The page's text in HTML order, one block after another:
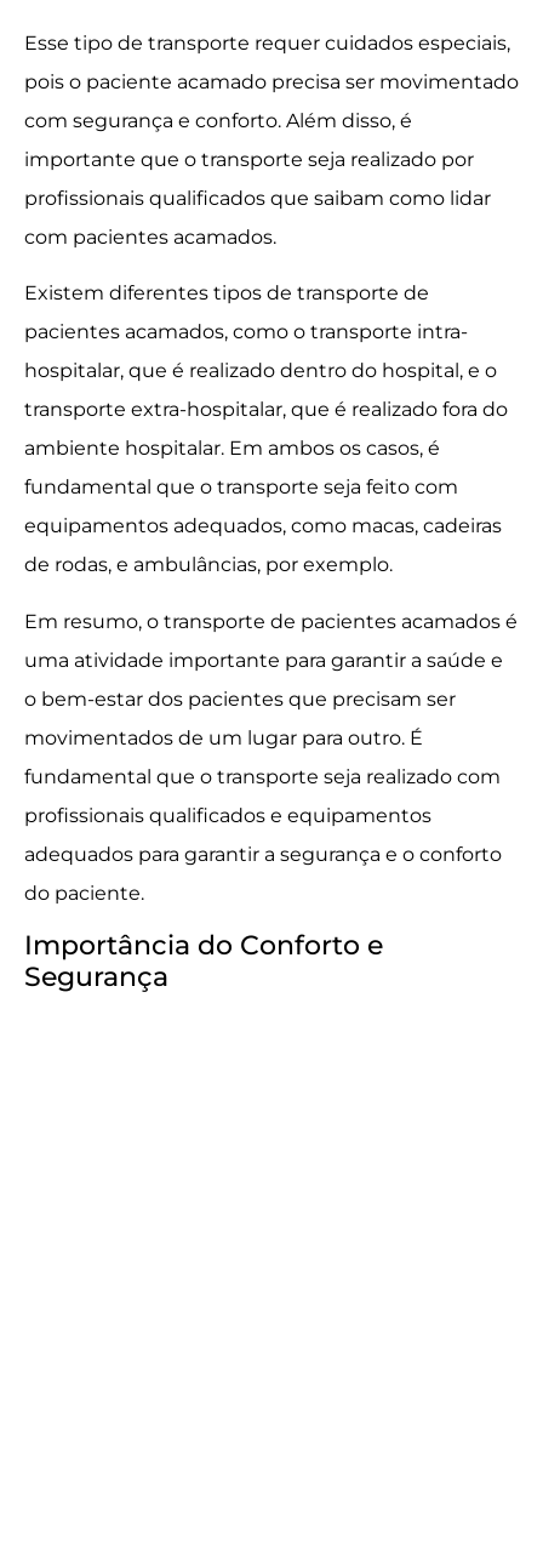
Esse tipo de transporte requer cuidados especiais,
pois o paciente acamado precisa ser movimentado
com segurança e conforto. Além disso, é
importante que o transporte seja realizado por
profissionais qualificados que saibam como lidar
com pacientes acamados.
Existem diferentes tipos de transporte de
pacientes acamados, como o transporte intra-
hospitalar, que é realizado dentro do hospital, e o
transporte extra-hospitalar, que é realizado fora do
ambiente hospitalar. Em ambos os casos, é
fundamental que o transporte seja feito com
equipamentos adequados, como macas, cadeiras
de rodas, e ambulâncias, por exemplo.
Em resumo, o transporte de pacientes acamados é
uma atividade importante para garantir a saúde e
o bem-estar dos pacientes que precisam ser
movimentados de um lugar para outro. É
fundamental que o transporte seja realizado com
profissionais qualificados e equipamentos
adequados para garantir a segurança e o conforto
do paciente.
Importância do Conforto e
Segurança